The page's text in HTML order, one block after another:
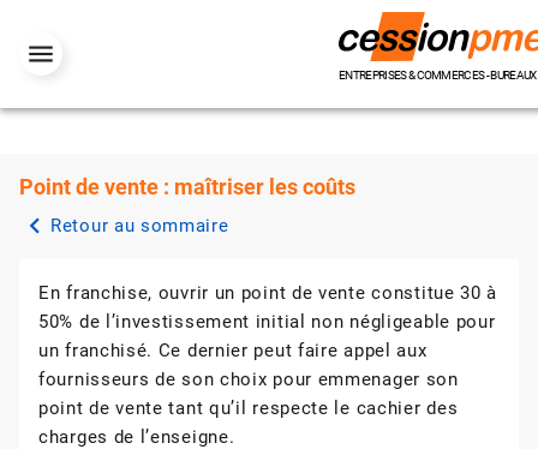
ENTREPRISES & COMMERCES -
Point de vente : maîtriser les coûts
chevron_left Retour au sommaire
En franchise, ouvrir un point de vente constitue 30 à
50% de l’investissement initial non négligeable pour
un franchisé. Ce dernier peut faire appel aux
fournisseurs de son choix pour emmenager son
point de vente tant qu’il respecte le cachier des
charges de l’enseigne.